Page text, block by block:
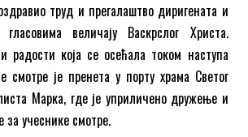
труд и прегалаштво диригената и
величају Васкрслог Христа.
радости која се осећала током наступа
смотре је пренета у порту храма Светог
Марка, где је уприличено дружење и
учеснике смотре.